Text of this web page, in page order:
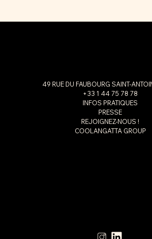
49 RUE DU FAUBOURG SAINT-
+33 1 44 75 78 78
INFOS PRATIQUES
PRESSE
REJOIGNEZ-NOUS !
COOLANGATTA GROUP